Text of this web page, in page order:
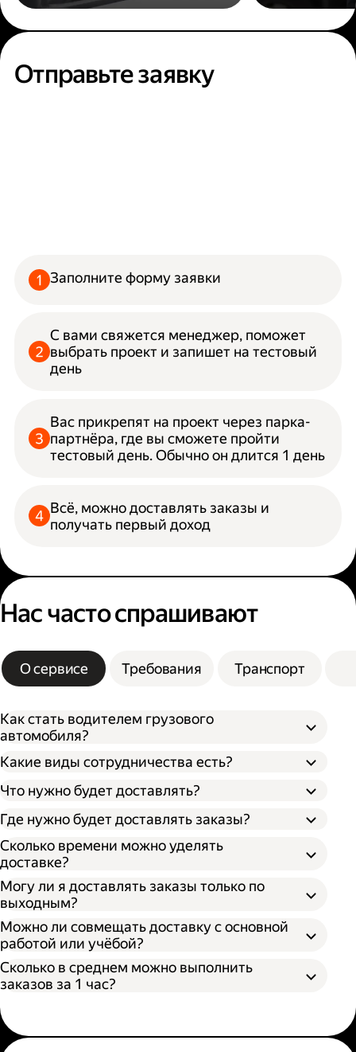
Отправьте заявку
Заполните форму заявки
С вами свяжется менеджер, поможет
выбрать проект и запишет на тестовый
день
Вас прикрепят на проект через парка-
партнёра, где вы сможете пройти
тестовый день. Обычно он длится 1 день
Всё, можно доставлять заказы и
получать первый доход
Нас часто спрашивают
О сервисе Требования Транспорт
Как стать водителем грузового
автомобиля?
Какие виды сотрудничества есть?
Через парк;
Через парк как самозанятый;
Как самозанятый;
Что нужно будет доставлять?
Где нужно будет доставлять заказы?
Сколько времени можно уделять
доставке?
Могу ли я доставлять заказы только по
выходным?
Можно ли совмещать доставку с основной
работой или учёбой?
Сколько в среднем можно выполнить
заказов за 1 час?